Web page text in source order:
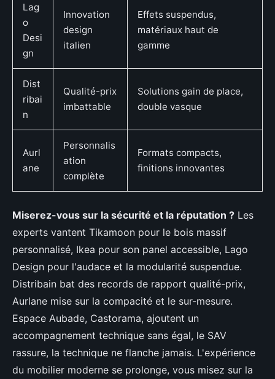
Lag
o
Desi
gn
Innovation
design
italien
Effets suspendus,
matériaux haut de
gamme
Dist
ribai
n
Qualité-prix
imbattable
Solutions gain de place,
double vasque
Aurl
ane
Personnalis
ation
complète
Formats compacts,
finitions innovantes
Miserez-vous sur la sécurité et la réputation ? Les
experts vantent Tikamoon pour le bois massif
personnalisé, Ikea pour son panel accessible, Lago
Design pour l'audace et la modularité suspendue.
Distribain bat des records de rapport qualité-prix,
Aurlane mise sur la compacité et le sur-mesure.
Espace Aubade, Castorama, ajoutent un
accompagnement technique sans égal, le SAV
rassure, la technique ne flanche jamais. L'expérience
du mobilier moderne se prolonge, vous misez sur la